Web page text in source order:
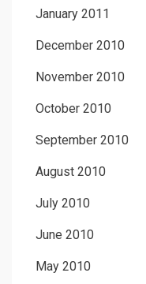
January 2011
December 2010
November 2010
October 2010
September 2010
August 2010
July 2010
June 2010
May 2010